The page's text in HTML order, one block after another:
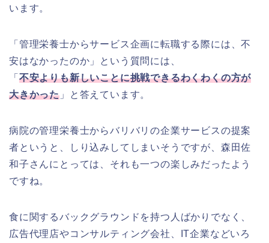
います。
「管理栄養士からサービス企画に転職する際には、不
安はなかったのか」という質問には、
「 不安よりも新しいことに挑戦できるわくわくの方が
大きかった 」と答えています。
病院の管理栄養士からバリバリの企業サービスの提案
者というと、しり込みしてしまいそうですが、森田佐
和子さんにとっては、それも一つの楽しみだったよう
ですね。
食に関するバックグラウンドを持つ人ばかりでなく、
広告代理店やコンサルティング会社、IT企業などいろ